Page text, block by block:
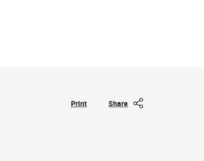
Print Share